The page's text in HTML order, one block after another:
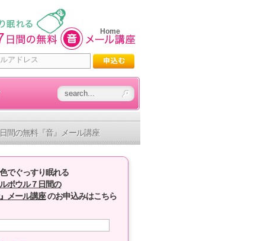
Home
日間の無料『音』メール講座
でぐっすり眠れる
ボウル７日間の
メール講座のお申込みはこちら